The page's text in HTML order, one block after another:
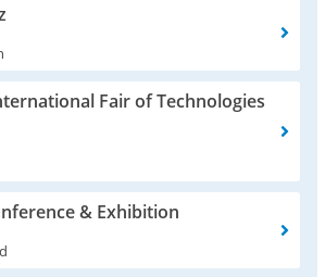
Fair of Technologies
& Exhibition